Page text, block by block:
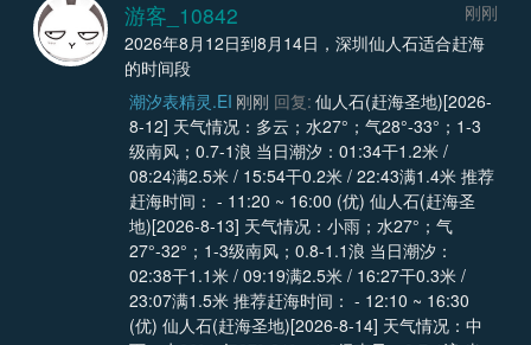
游客_10842
刚刚
2026年8月12日到8月14日，深圳仙人石适合赶海
的时间段
潮汐表精灵.EI 刚刚 回复: 仙人石(赶海圣地)[2026-
8-12] 天气情况：多云；水27°；气28°-33°；1-3
级南风；0.7-1浪 当日潮汐：01:34干1.2米 /
08:24满2.5米 / 15:54干0.2米 / 22:43满1.4米 推荐
赶海时间： - 11:20 ~ 16:00 (优) 仙人石(赶海圣
地)[2026-8-13] 天气情况：小雨；水27°；气
27°-32°；1-3级南风；0.8-1.1浪 当日潮汐：
02:38干1.1米 / 09:19满2.5米 / 16:27干0.3米 /
23:07满1.5米 推荐赶海时间： - 12:10 ~ 16:30
(优) 仙人石(赶海圣地)[2026-8-14] 天气情况：中